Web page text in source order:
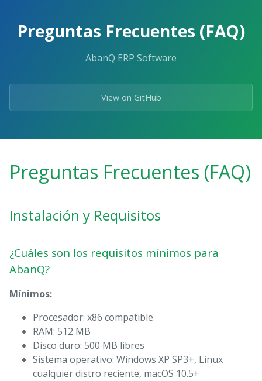
Preguntas Frecuentes (FAQ)
AbanQ ERP Software
View on GitHub
Preguntas Frecuentes (FAQ)
Instalación y Requisitos
¿Cuáles son los requisitos mínimos para
AbanQ?
Mínimos:
Procesador: x86 compatible
RAM: 512 MB
Disco duro: 500 MB libres
Sistema operativo: Windows XP SP3+, Linux
cualquier distro reciente, macOS 10.5+